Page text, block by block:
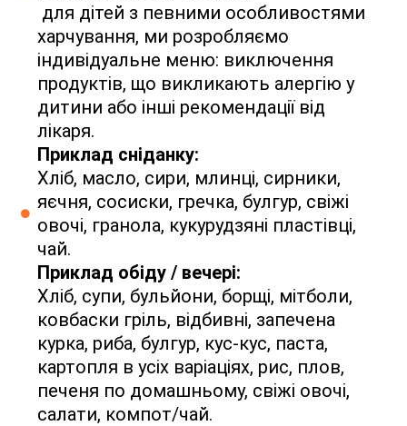
для дітей з певними особливостями
харчування, ми розробляємо
індивідуальне меню: виключення
продуктів, що викликають алергію у
дитини або інші рекомендації від
лікаря.
Приклад сніданку:
Хліб, масло, сири, млинці, сирники,
яєчня, сосиски, гречка, булгур, свіжі
овочі, гранола, кукурудзяні пластівці,
чай.
Приклад обіду / вечері:
Хліб, супи, бульйони, борщі, мітболи,
ковбаски гріль, відбивні, запечена
курка, риба, булгур, кус-кус, паста,
картопля в усіх варіаціях, рис, плов,
печеня по домашньому, свіжі овочі,
салати, компот/чай.